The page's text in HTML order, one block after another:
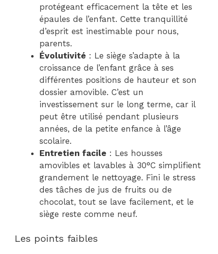
protégeant efficacement la tête et les
épaules de l’enfant. Cette tranquillité
d’esprit est inestimable pour nous,
parents.
Évolutivité : Le siège s’adapte à la
croissance de l’enfant grâce à ses
différentes positions de hauteur et son
dossier amovible. C’est un
investissement sur le long terme, car il
peut être utilisé pendant plusieurs
années, de la petite enfance à l’âge
scolaire.
Entretien facile : Les housses
amovibles et lavables à 30°C simplifient
grandement le nettoyage. Fini le stress
des tâches de jus de fruits ou de
chocolat, tout se lave facilement, et le
siège reste comme neuf.
Les points faibles